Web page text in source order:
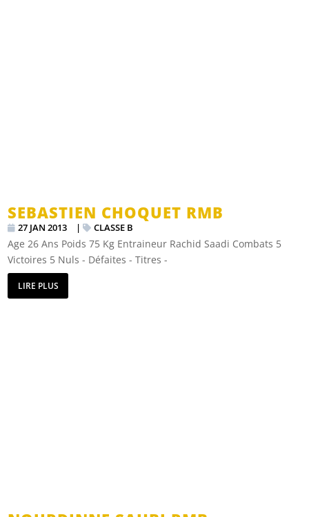
SEBASTIEN CHOQUET RMB
27 JAN 2013 | CLASSE B
Age 26 Ans Poids 75 Kg Entraineur Rachid Saadi Combats 5
Victoires 5 Nuls - Défaites - Titres -
LIRE PLUS